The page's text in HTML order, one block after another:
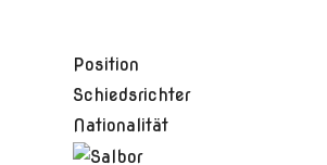
Position
Schiedsrichter
Nationalität